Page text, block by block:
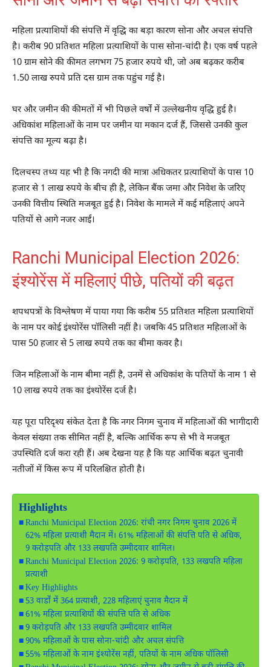
महिला प्रत्याशियों की संपत्ति में वृद्धि का बड़ा कारण सोना और अचल संपत्ति
है। करीब 90 प्रतिशत महिला प्रत्याशियों के पास सोना-चांदी है। एक वर्ष पहले
10 ग्राम सोने की कीमत लगभग 75 हजार रुपये थी, जो अब बढ़कर करीब
1.50 लाख रुपये प्रति दस ग्राम तक पहुंच गई है।
घर और जमीन की कीमतों में भी पिछले वर्षों में उल्लेखनीय वृद्धि हुई है।
अधिकांश महिलाओं के नाम पर जमीन या मकान दर्ज हैं, जिससे उनकी कुल
संपत्ति का मूल्य बढ़ा है।
दिलचस्प तथ्य यह भी है कि नगदी की मात्रा अधिकतर प्रत्याशियों के पास 10
हजार से 1 लाख रुपये के बीच ही है, लेकिन बैंक जमा और निवेश के जरिए
उनकी वित्तीय स्थिति मजबूत हुई है। निवेश के मामले में कई महिलाएं अपने
पतियों से आगे नजर आईं।
Ranchi Municipal Election 2026:
इंश्योरेंस में महिलाएं पीछे, पतियों की बढ़त
शपथपत्रों के विश्लेषण में पाया गया कि करीब 55 प्रतिशत महिला प्रत्याशियों
के नाम पर कोई इंश्योरेंस पॉलिसी नहीं है। जबकि 45 प्रतिशत महिलाओं के
पास 50 हजार से 5 लाख रुपये तक का बीमा कवर है।
जिन महिलाओं के नाम बीमा नहीं है, उनमें से अधिकांश के पतियों के नाम 1 से
10 लाख रुपये तक का इंश्योरेंस दर्ज है।
यह पूरा परिदृश्य संकेत देता है कि नगर निगम चुनाव में महिलाओं की भागीदारी
केवल संख्या तक सीमित नहीं है, बल्कि आर्थिक रूप से भी वे मजबूत
उपस्थिति दर्ज करा रही हैं। अब देखना यह है कि यह आर्थिक बढ़त चुनावी
नतीजों में किस रूप में परिलक्षित होती है।
Highlights
Ranchi Municipal Election 2026: रांची नगर निगम चुनाव 2026 में
62% महिला प्रत्याशी मैदान में। 61% महिलाओं की संपत्ति पति से अधिक,
9 करोड़पति और 133 लखपति उम्मीदवार शामिल।
Ranchi Municipal Election 2026: 9 करोड़पति, 133 लखपति महिला
प्रत्याशी
Key Highlights
53 वार्डों में 364 प्रत्याशी, 228 महिलाएं चुनाव मैदान में
61% महिला प्रत्याशियों की संपत्ति पति से अधिक
9 करोड़पति और 133 लखपति उम्मीदवार शामिल
90% महिलाओं के पास सोना-चांदी और अचल संपत्ति
55% महिलाओं के नाम इंश्योरेंस नहीं, पतियों के नाम अधिक पॉलिसी